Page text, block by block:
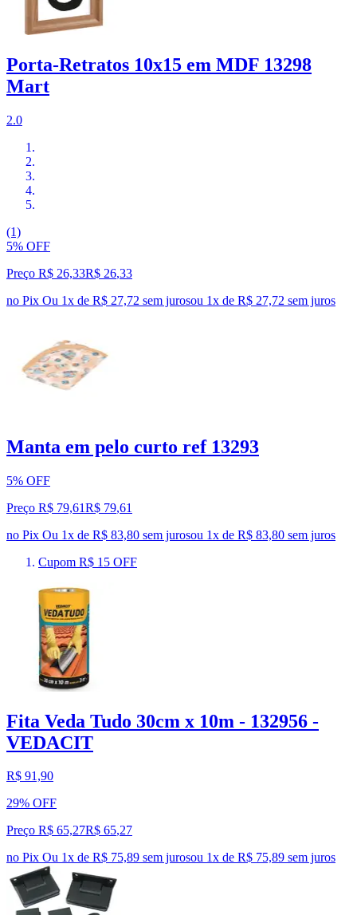
Porta-Retratos 10x15 em MDF 13298
Mart
2.0
(1)
5% OFF
Preço R$ 26,33R$ 26,33
no Pix Ou 1x de R$ 27,72 sem jurosou 1x de R$ 27,72 sem juros
Manta em pelo curto ref 13293
5% OFF
Preço R$ 79,61R$ 79,61
no Pix Ou 1x de R$ 83,80 sem jurosou 1x de R$ 83,80 sem juros
Cupom R$ 15 OFF
Fita Veda Tudo 30cm x 10m - 132956 -
VEDACIT
R$ 91,90
29% OFF
Preço R$ 65,27R$ 65,27
no Pix Ou 1x de R$ 75,89 sem jurosou 1x de R$ 75,89 sem juros